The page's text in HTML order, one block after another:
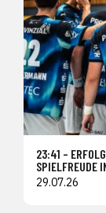
23:41 –
SPIELFREUDE
29.07.26